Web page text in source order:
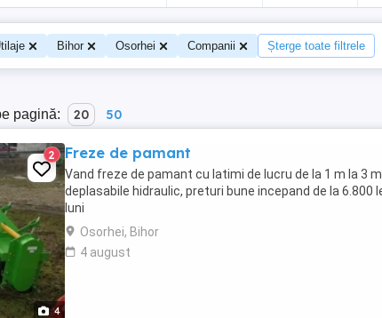
Bihor Osorhei Companii Șterge toate filtrele
pagină: 20 50
4
2 Freze de pamant
Vand freze de pamant cu latimi de lucru de la 1 m la 3
deplasabile hidraulic, preturi bune incepand de la 6.800
luni
Osorhei, Bihor
4 august